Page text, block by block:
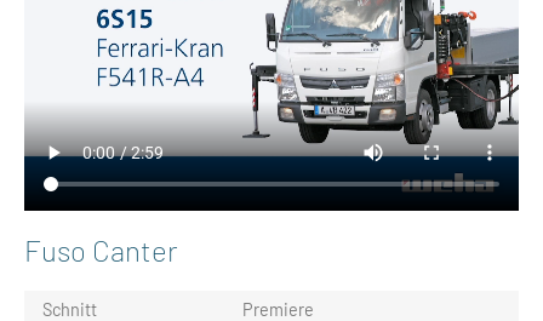
Fuso Canter
Schnitt
Premiere